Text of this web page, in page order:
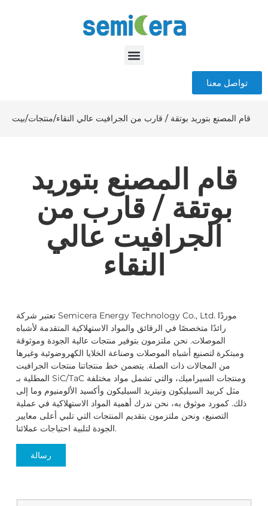
تواصل معنا
بيت/منتجات/قام المصنع بتوريد بوتقة / قارب من الجرافيت عالي النقاء
قام المصنع بتوريد
بوتقة / قارب من
الجرافيت عالي
النقاء
تعتبر شركة Semicera Energy Technology Co., Ltd. موردًا
رائدًا متخصصًا في الرقائق والمواد الاستهلاكية المتقدمة لأشباه
الموصلات. نحن ملتزمون بتوفير منتجات عالية الجودة وموثوقة
ومبتكرة لتصنيع أشباه الموصلات وصناعة الخلايا الكهروضوئية وغيرها
من المجالات ذات الصلة. يتضمن خط منتجاتنا منتجات الجرافيت
المطلية بـ SiC/TaC ومنتجات السيراميك، والتي تشمل مواد مختلفة
مثل كربيد السيليكون ونيتريد السيليكون وأكسيد الألومنيوم وما إلى
ذلك. كمورد موثوق به، نحن ندرك أهمية المواد الاستهلاكية في عملية
التصنيع، ونحن ملتزمون بتقديم المنتجات التي تلبي أعلى معايير
الجودة لتلبية احتياجات عملائنا.
رسالة